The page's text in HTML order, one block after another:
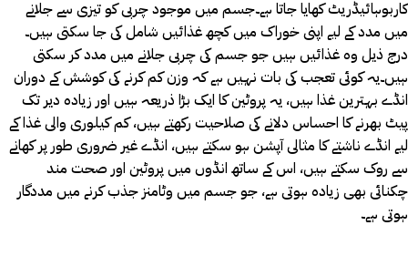
کاربوہائیڈریٹ کھایا جاتا ہے۔جسم میں موجود چربی کو تیزی سے جلانے
میں مدد کے لیے اپنی خوراک میں کچھ غذائیں شامل کی جا سکتی ہیں۔
درج ذیل وہ غذائیں ہیں جو جسم کی چربی جلانے میں مدد کر سکتی
ہیں۔یہ کوئی تعجب کی بات نہیں ہے کہ وزن کم کرنے کی کوشش کے دوران
انڈے بہترین غذا ہیں، یہ پروٹین کا ایک بڑا ذریعہ ہیں اور زیادہ دیر تک
پیٹ بھرنے کا احساس دلانے کی صلاحیت رکھتے ہیں، کم کیلوری والی غذا کے
لیے انڈے ناشتے کا مثالی آپشن ہو سکتے ہیں، انڈے غیر ضروری طور پر کھانے
سے روک سکتے ہیں، اس کے ساتھ انڈوں میں پروٹین اور صحت مند
چکنائی بھی زیادہ ہوتی ہے، جو جسم میں وٹامنز جذب کرنے میں مددگار
ہوتی ہے۔